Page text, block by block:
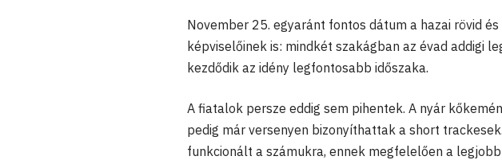
November 25. egyaránt fontos dátum a hazai rövid
képviselőinek is: mindkét szakágban az évad addigi
kezdődik az idény legfontosabb időszaka.
A fiatalok persze eddig sem pihentek. A nyár
pedig már versenyen bizonyíthattak a short
funkcionált a számukra, ennek megfelelően a